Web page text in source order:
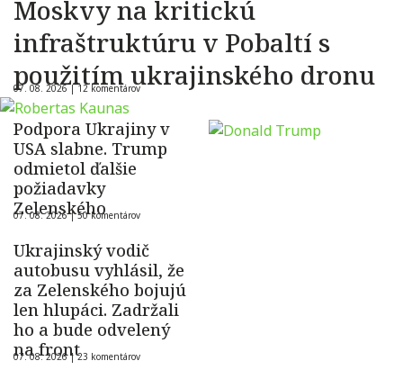
Moskvy na kritickú
infraštruktúru v Pobaltí s
použitím ukrajinského dronu
07. 08. 2026 |12 komentárov
Podpora Ukrajiny v
USA slabne. Trump
odmietol ďalšie
požiadavky
Zelenského
07. 08. 2026 |50 komentárov
Ukrajinský vodič
autobusu vyhlásil, že
za Zelenského bojujú
len hlupáci. Zadržali
ho a bude odvelený
na front
07. 08. 2026 |23 komentárov